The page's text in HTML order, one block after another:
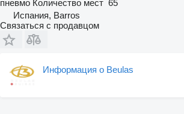
пневмо Количество мест 65
Испания, Barros
Связаться с продавцом
Информация о Beulas